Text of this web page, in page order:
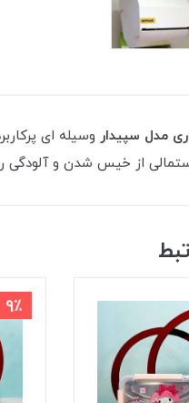
مدل سپیدار وسیله ای
از خیس شدن و
9٪